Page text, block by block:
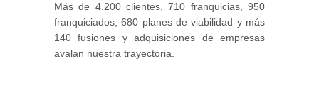
Más de 4.200 clientes, 710 franquicias, 950
franquiciados, 680 planes de viabilidad y más
140 fusiones y adquisiciones de empresas
avalan nuestra trayectoria.